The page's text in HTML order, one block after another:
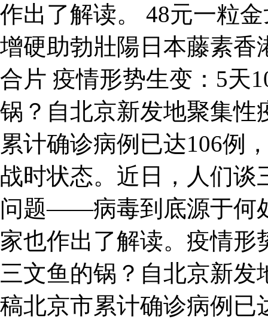
作出了解读。 48元一粒
增硬助勃壯陽日本藤素香
合片 疫情形势生变：5天
锅？自北京新发地聚集性
累计确诊病例已达106例
战时状态。近日，人们谈
问题——病毒到底源于何
家也作出了解读。疫情形
三文鱼的锅？自北京新
稿北京市累计确诊病例已